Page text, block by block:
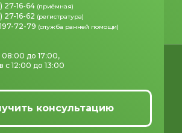
27-16-64 (приёмная)
27-16-62 (регистратура)
72-79 (служба ранней помощи)
08:00 до 17:00,
с 12:00 до 13:00
консультацию